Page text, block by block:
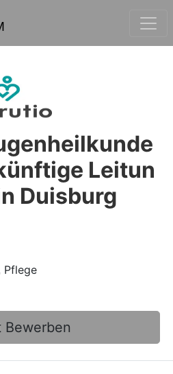
Leitun
Duisburg
Pflege
Bewerben